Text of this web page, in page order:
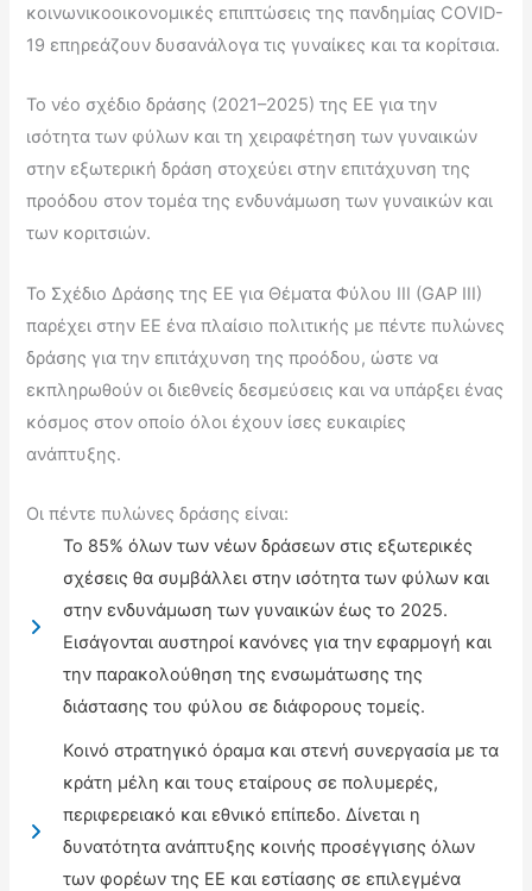
κοινωνικοοικονομικές επιπτώσεις της πανδημίας COVID-
19 επηρεάζουν δυσανάλογα τις γυναίκες και τα κορίτσια.
Το νέο σχέδιο δράσης (2021–2025) της ΕΕ για την
ισότητα των φύλων και τη χειραφέτηση των γυναικών
στην εξωτερική δράση στοχεύει στην επιτάχυνση της
προόδου στον τομέα της ενδυνάμωση των γυναικών και
των κοριτσιών.
Το Σχέδιο Δράσης της EE για Θέματα Φύλου ΙΙI (GAP III)
παρέχει στην ΕΕ ένα πλαίσιο πολιτικής με πέντε πυλώνες
δράσης για την επιτάχυνση της προόδου, ώστε να
εκπληρωθούν οι διεθνείς δεσμεύσεις και να υπάρξει ένας
κόσμος στον οποίο όλοι έχουν ίσες ευκαιρίες
ανάπτυξης.
Οι πέντε πυλώνες δράσης είναι:
Το 85% όλων των νέων δράσεων στις εξωτερικές
σχέσεις θα συμβάλλει στην ισότητα των φύλων και
στην ενδυνάμωση των γυναικών έως το 2025.
Εισάγονται αυστηροί κανόνες για την εφαρμογή και
την παρακολούθηση της ενσωμάτωσης της
διάστασης του φύλου σε διάφορους τομείς.
Κοινό στρατηγικό όραμα και στενή συνεργασία με τα
κράτη μέλη και τους εταίρους σε πολυμερές,
περιφερειακό και εθνικό επίπεδο. Δίνεται η
δυνατότητα ανάπτυξης κοινής προσέγγισης όλων
των φορέων της ΕΕ και εστίασης σε επιλεγμένα